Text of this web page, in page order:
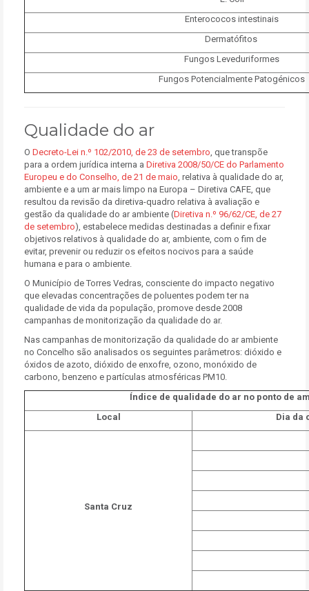
Enterococos intestinais
Dermatófitos
Fungos Leveduriformes
Fungos Potencialmente Patogénicos
Qualidade do ar
O Decreto-Lei n.º 102/2010, de 23 de setembro, que transpõe
para a ordem jurídica interna a Diretiva 2008/50/CE do Parlamento
Europeu e do Conselho, de 21 de maio, relativa à qualidade do ar,
ambiente e a um ar mais limpo na Europa – Diretiva CAFE, que
resultou da revisão da diretiva-quadro relativa à avaliação e
gestão da qualidade do ar ambiente (Diretiva n.º 96/62/CE, de 27
de setembro), estabelece medidas destinadas a definir e fixar
objetivos relativos à qualidade do ar, ambiente, com o fim de
evitar, prevenir ou reduzir os efeitos nocivos para a saúde
humana e para o ambiente.
O Município de Torres Vedras, consciente do impacto negativo
que elevadas concentrações de poluentes podem ter na
qualidade de vida da população, promove desde 2008
campanhas de monitorização da qualidade do ar.
Nas campanhas de monitorização da qualidade do ar ambiente
no Concelho são analisados os seguintes parâmetros: dióxido e
óxidos de azoto, dióxido de enxofre, ozono, monóxido de
carbono, benzeno e partículas atmosféricas PM10.
Índice de qualidade do ar no ponto de
Local
Dia da
Santa Cruz